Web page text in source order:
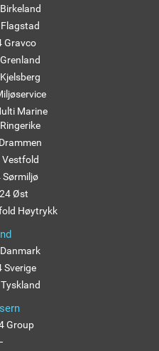
Gravco
Marine
Sørmiljø
Øst
Høytrykk
Sverige
Group